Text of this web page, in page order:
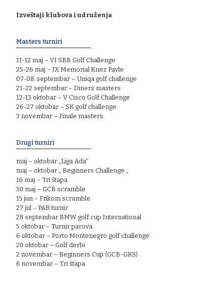
Izveštaji klubova i udruženja
Masters turniri
11-12 maj – VI SBB Golf Challenge
25-26 maj – IX Memorial Knez Pavle
07-08. septembar – Uniqa golf challenge
21-22 septembar – Diners masters
12-13 oktobar – V Cisco Golf Challenge
26-27 oktobar – SK golf challenge
3 novembar – Finale masters
Drugi turniri
maj – oktobar „Liga Ada“
maj – oktobar „ Beginners Challenge „
16 maj – Tri štapa
30 maj – GCB scramble
15 jun – Frikom scramble
27 jul – PAR turnir
28 septembar BMW golf cup International
5 oktobar – Turnir parova
6 oktobar – Porto Montenegro golf challenge
20 oktobar – Golf derbi
2 novembar – Beginners Cup (GCB-GKS)
6 novembar – Tri štapa